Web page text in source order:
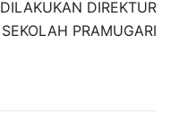
DILAKUKAN DIREKTUR
SEKOLAH PRAMUGARI